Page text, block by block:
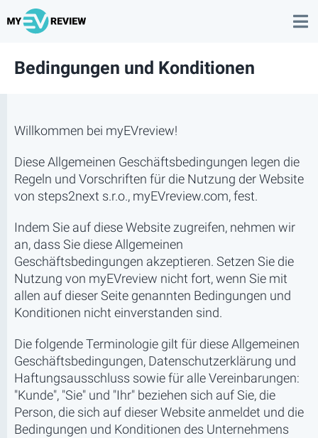
Bedingungen und Konditionen
Willkommen bei myEVreview!
Diese Allgemeinen Geschäftsbedingungen legen die
Regeln und Vorschriften für die Nutzung der Website
von steps2next s.r.o., myEVreview.com, fest.
Indem Sie auf diese Website zugreifen, nehmen wir
an, dass Sie diese Allgemeinen
Geschäftsbedingungen akzeptieren. Setzen Sie die
Nutzung von myEVreview nicht fort, wenn Sie mit
allen auf dieser Seite genannten Bedingungen und
Konditionen nicht einverstanden sind.
Die folgende Terminologie gilt für diese Allgemeinen
Geschäftsbedingungen, Datenschutzerklärung und
Haftungsausschluss sowie für alle Vereinbarungen:
"Kunde", "Sie" und "Ihr" beziehen sich auf Sie, die
Person, die sich auf dieser Website anmeldet und die
Bedingungen und Konditionen des Unternehmens